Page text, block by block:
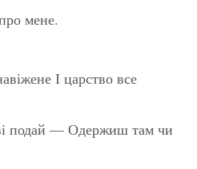
мене.
І царство все
подай — Одержиш там чи